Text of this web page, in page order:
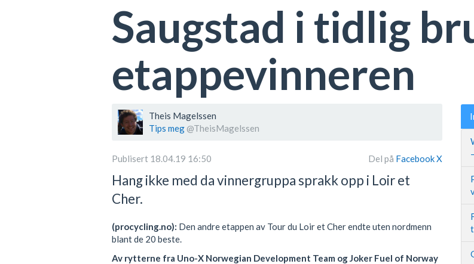
Saugstad i tidlig
etappevinneren
Theis Magelssen
Tips meg @TheisMagelssen
Publisert 18.04.19 16:50 Del på FacebookX
Hang ikke med da vinnergruppa sprakk opp i Loir et
Cher.
(procycling.no): Den andre etappen av Tour du Loir et Cher endte uten nordmenn
blant de 20 beste.
Av rytterne fra Uno-X Norwegian Development Team og Joker Fuel of Norway